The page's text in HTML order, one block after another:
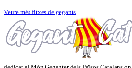
Veure més fitxes de gegants